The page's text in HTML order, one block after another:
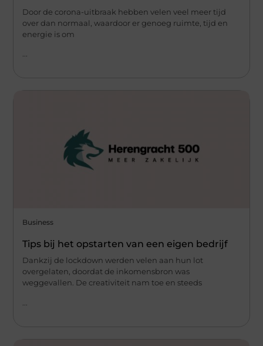
Door de corona-uitbraak hebben velen veel meer tijd
over dan normaal, waardoor er genoeg ruimte, tijd en
energie is om
...
Business
Tips bij het opstarten van een eigen bedrijf
Dankzij de lockdown werden velen aan hun lot
overgelaten, doordat de inkomensbron was
weggevallen. De creativiteit nam toe en steeds